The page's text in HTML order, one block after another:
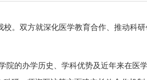
。双方就深化医学教育合作、推动科
的办学历史、学科优势及近年来在医